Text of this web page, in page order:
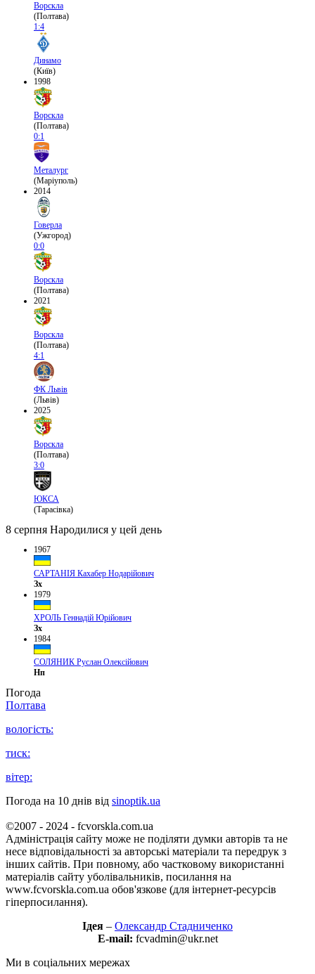
Ворскла
(Полтава)
1:4
Динамо
(Київ)
1998
Ворскла
(Полтава)
0:1
Металург
(Маріуполь)
2014
Говерла
(Ужгород)
0:0
Ворскла
(Полтава)
2021
Ворскла
(Полтава)
4:1
ФК Львів
(Львів)
2025
Ворскла
(Полтава)
3:0
ЮКСА
(Тарасівка)
8 серпня Народилися у цей день
1967
САРТАНІЯ Кахабер Нодарійович
Зх
1979
ХРОЛЬ Геннадій Юрійович
Зх
1984
СОЛЯНИК Руслан Олексійович
Нп
Погода
Полтава
вологість:
тиск:
вітер:
Погода на 10 днів від sinoptik.ua
©2007 - 2024 - fcvorskla.com.ua
Адміністрація сайту може не поділяти думки авторів та не
несе відповідальності за авторські матеріали та передрук з
інших сайтів. При повному, або частковому використанні
матеріалів сайту уболівальників, посилання на
www.fcvorskla.com.ua обов'язкове (для інтернет-ресурсів
гіперпосилання).
Ідея – Олександр Стадниченко
E-mail: fcvadmin@ukr.net
Ми в соціальних мережах